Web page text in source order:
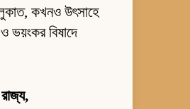
লুকাত, কখনও উৎসাহে
ভয়ংকর বিষাদে